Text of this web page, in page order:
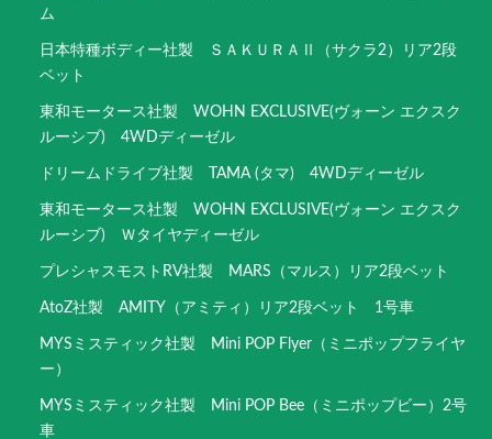
ム
日本特種ボディー社製 ＳＡＫＵＲＡⅡ（サクラ2）リア2段
ベット
東和モータース社製 WOHN EXCLUSIVE(ヴォーン エクスク
ルーシブ) 4WDディーゼル
ドリームドライブ社製 TAMA (タマ) 4WDディーゼル
東和モータース社製 WOHN EXCLUSIVE(ヴォーン エクスク
ルーシブ) Ｗタイヤディーゼル
プレシャスモストRV社製 MARS（マルス）リア2段ベット
AtoZ社製 AMITY（アミティ）リア2段ベット 1号車
MYSミスティック社製 Mini POP Flyer（ミニポップフライヤ
ー）
MYSミスティック社製 Mini POP Bee（ミニポップビー）2号
車